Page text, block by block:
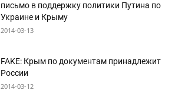
письмо в поддержку политики Путина по
Украине и Крыму
2014-03-13
FAKE: Крым по документам принадлежит
России
2014-03-12